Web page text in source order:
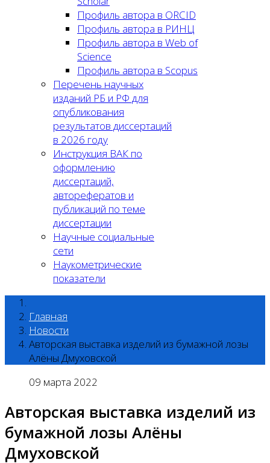
Профиль автора в ORCID
Профиль автора в РИНЦ
Профиль автора в Web of
Science
Профиль автора в Scopus
Перечень научных
изданий РБ и РФ для
опубликования
результатов диссертаций
в 2026 году
Инструкция ВАК по
оформлению
диссертаций,
авторефератов и
публикаций по теме
диссертации
Научные социальные
сети
Наукометрические
показатели
Главная
Новости
Авторская выставка изделий из бумажной лозы
Алёны Дмуховской
09 марта 2022
Авторская выставка изделий из
бумажной лозы Алёны
Дмуховской